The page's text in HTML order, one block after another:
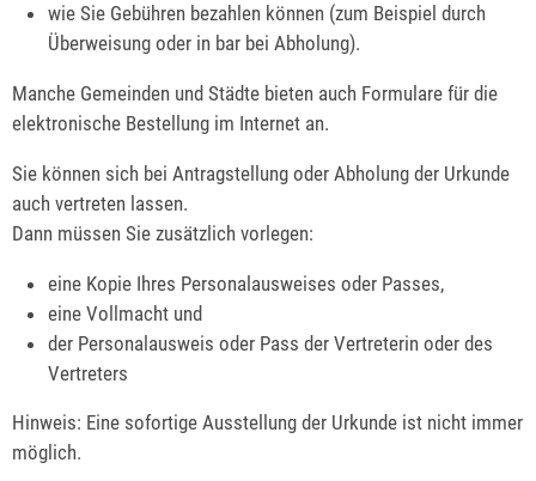
wie Sie Gebühren bezahlen können (zum Beispiel durch
Überweisung oder in bar bei Abholung).
Manche Gemeinden und Städte bieten auch Formulare für die
elektronische Bestellung im Internet an.
Sie können sich bei Antragstellung oder Abholung der Urkunde
auch vertreten lassen.
Dann müssen Sie zusätzlich vorlegen:
eine Kopie Ihres Personalausweises oder Passes,
eine Vollmacht und
der Personalausweis oder Pass der Vertreterin oder des
Vertreters
Hinweis: Eine sofortige Ausstellung der Urkunde ist nicht immer
möglich.